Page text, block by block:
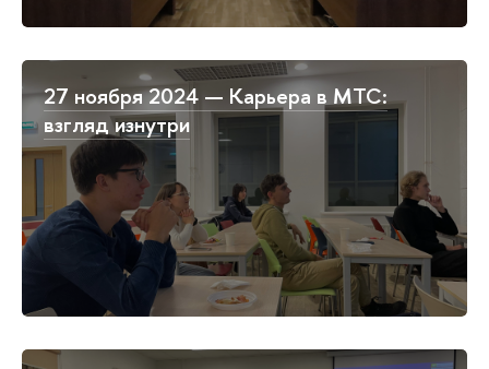
27 ноября 2024 — Карьера в МТС:
взгляд изнутри